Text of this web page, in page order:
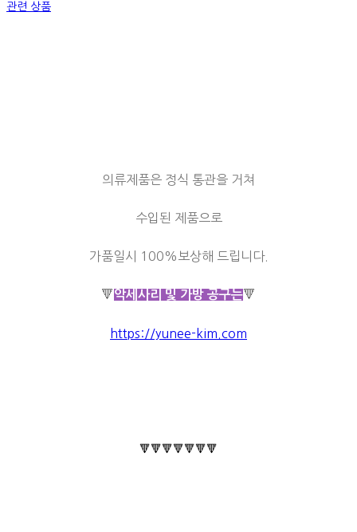
관련 상품
의류제품은 정식 통관을 거쳐
수입된 제품으로
가품일시 100%보상해 드립니다.
🔻 악세사리 및 가방 공구는🔻
https://yunee-kim.com
🔻🔻🔻🔻🔻🔻🔻